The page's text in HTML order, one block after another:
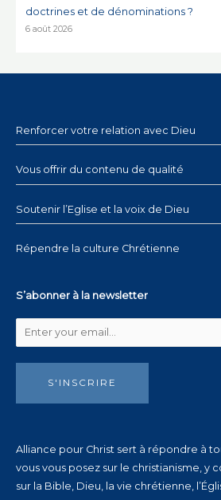
doctrines et de dénominations ?
6 août 2026
Renforcer votre relation avec Dieu
Vous offrir du contenu de qualité
Soutenir l’Eglise et la voix de Dieu
Répendre la culture Chrétienne
S’abonner à la newsletter
S'INSCRIRE
Alliance pour Christ sert à répondre à
vous vous posez sur le christianisme, y
sur la Bible, Dieu, la vie chrétienne,